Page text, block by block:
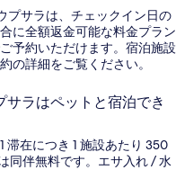
プサラは、チェックイン日の
に全額返金可能な料金プラン
予約いただけます。宿泊施設
の詳細をご覧ください。
サラはペットと宿泊でき
滞在につき 1 施設あたり 350
同伴無料です。エサ入れ / 水